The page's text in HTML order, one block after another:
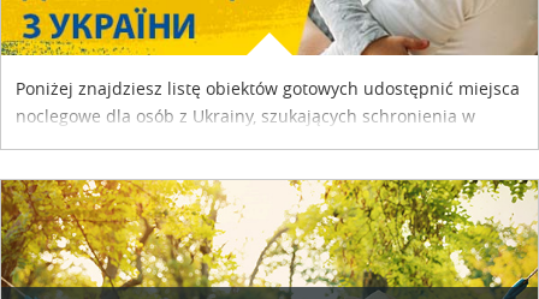
Poniżej znajdziesz listę obiektów gotowych udostępnić miejsca
noclegowe dla osób z Ukrainy, szukających schronienia w